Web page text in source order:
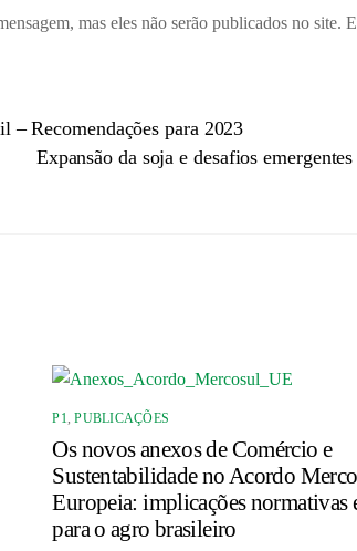
mas eles não serão publicados no site.
– Recomendações para 2023
Expansão da soja e desafios
P1 ,PUBLICAÇÕES
Os novos anexos de Comércio e
Sustentabilidade no Acordo
Europeia: implicações normativas
para o agro brasileiro